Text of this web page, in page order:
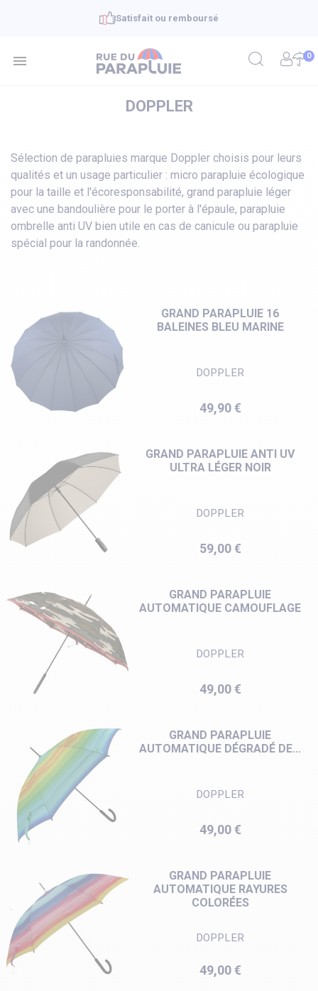
Livraison en 48h - offerte à partir de 39€
 0
DOPPLER
Sélection de parapluies marque Doppler choisis pour leurs
qualités et un usage particulier : micro parapluie écologique
pour la taille et l'écoresponsabilité, grand parapluie léger
avec une bandoulière pour le porter à l'épaule, parapluie
ombrelle anti UV bien utile en cas de canicule ou parapluie
spécial pour la randonnée.
GRAND PARAPLUIE 16
BALEINES BLEU MARINE
DOPPLER
Prix
49,90 €
GRAND PARAPLUIE ANTI UV
ULTRA LÉGER NOIR
DOPPLER
Prix
59,00 €
GRAND PARAPLUIE
AUTOMATIQUE CAMOUFLAGE
DOPPLER
Prix
49,00 €
GRAND PARAPLUIE
AUTOMATIQUE DÉGRADÉ DE...
DOPPLER
Prix
49,00 €
GRAND PARAPLUIE
AUTOMATIQUE RAYURES
COLORÉES
DOPPLER
Prix
49,00 €